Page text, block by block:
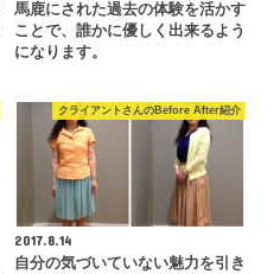
馬鹿にされた過去の体験を活かす
ことで、誰かに優しく出来るよう
になります。
クライアントさんのBefore After紹介
2017.8.14
自分の気づいていない魅力を引き